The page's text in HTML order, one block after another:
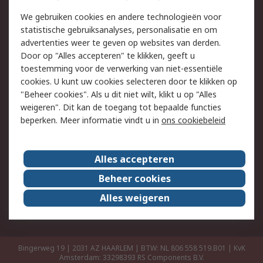
Track & Trace
Wettelijk
Cookiebeleid
Email veiligheid
Privacybeleid
Websitevoorwaarden
Algemene
verkoopvoorwaarden
Over RS
RS Group
Over ons
RS wereldwijd
Werken bij RS
ESG
Bingerweg 19 | 2031 AZ HAARLEM | BTW: NL 806 558 519.B01 | KvK
Amsterdam: 33298393 RS Components B.V.
We gebruiken cookies en andere technologieën voor
statistische gebruiksanalyses, personalisatie en om
advertenties weer te geven op websites van derden.
Door op "Alles accepteren" te klikken, geeft u
toestemming voor de verwerking van niet-essentiële
cookies. U kunt uw cookies selecteren door te klikken op
"Beheer cookies". Als u dit niet wilt, klikt u op "Alles
weigeren". Dit kan de toegang tot bepaalde functies
beperken. Meer informatie vindt u in ons cookiebeleid
Alles accepteren
Beheer cookies
Alles weigeren